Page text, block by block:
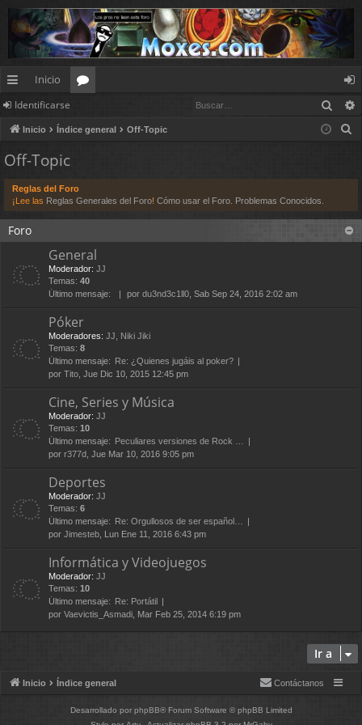
nl
ac
es
rá
d
os
Inicio
os
de
nt
e
Identificarse
Inicio Índice general Off-Topic
r
Off-Topic
Reglas del Foro
¡Lee las Reglas Generales del Foro! Cómo usar el Foro. Problemas Conocidos.
Foro
General
Moderador: JJ
Temas: 40
Último mensaje:
por du3nd3c1ll0, Sab Sep 24, 2016 2:02 am
Póker
Moderadores: JJ, Niki Jiki
Temas: 8
Último mensaje:
Re: ¿Quienes jugáis al poker?
por Tito, Jue Dic 10, 2015 12:45 pm
Cine, Series y Música
Moderador: JJ
Temas: 10
Último mensaje:
Peculiares versiones de Rock …
por r377d, Jue Mar 10, 2016 9:05 pm
Deportes
Moderador: JJ
Temas: 6
Último mensaje:
Re: Orgullosos de ser español…
por Jimesteb, Lun Ene 11, 2016 6:43 pm
Informática y Videojuegos
Moderador: JJ
Temas: 10
Último mensaje:
Re: Portátil
por Vaevictis_Asmadi, Mar Feb 25, 2014 6:19 pm
Ir a
Inicio Índice general Contáctanos
Desarrollado por phpBB® Forum Software © phpBB Limited